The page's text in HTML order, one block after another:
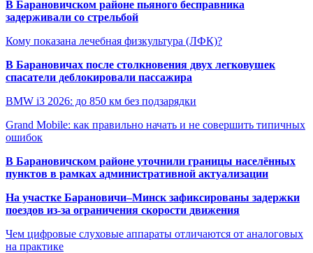
В Барановичском районе пьяного бесправника
задерживали со стрельбой
Кому показана лечебная физкультура (ЛФК)?
В Барановичах после столкновения двух легковушек
спасатели деблокировали пассажира
BMW i3 2026: до 850 км без подзарядки
Grand Mobile: как правильно начать и не совершить типичных
ошибок
В Барановичском районе уточнили границы населённых
пунктов в рамках административной актуализации
На участке Барановичи–Минск зафиксированы задержки
поездов из-за ограничения скорости движения
Чем цифровые слуховые аппараты отличаются от аналоговых
на практике